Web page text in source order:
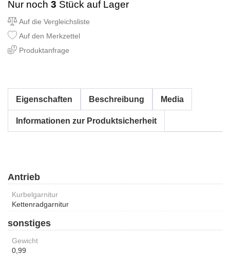
Nur noch 3 Stück auf Lager
Auf die Vergleichsliste
Auf den Merkzettel
Produktanfrage
Eigenschaften Beschreibung Media
Informationen zur Produktsicherheit
Antrieb
Kurbelgarnitur
Kettenradgarnitur
sonstiges
Gewicht
0,99